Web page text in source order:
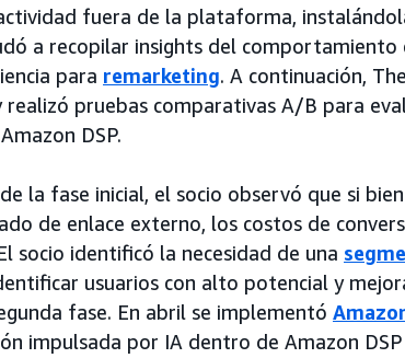
fuera de la plataforma,
a recopilar insights del
para remarketing. A continuación,
realizó pruebas comparativas A/B para
DSP.
la fase inicial, el socio observó que si
de enlace externo, los costos de
socio identificó la necesidad de una
usuarios con alto potencial y
fase. En abril se implementó
impulsada por IA dentro de Amazon